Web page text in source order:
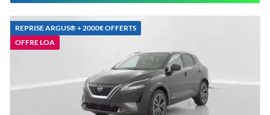
REPRISE ARGUS®️ + 2000€ OFFERTS
OFFRE LOA